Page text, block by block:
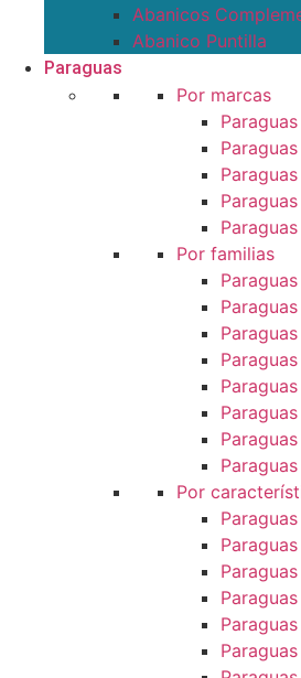
Abanicos
Abanico Puntilla
Paraguas
Por marcas
Por familias
Por